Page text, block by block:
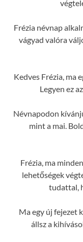
Frézia névnap
vágyad valóra
Kedves Frézia, ma
Legyen ez
Névnapodon
mint a mai.
Frézia, ma
lehetőségek
tudattal,
Ma egy új fejezet
állsz a